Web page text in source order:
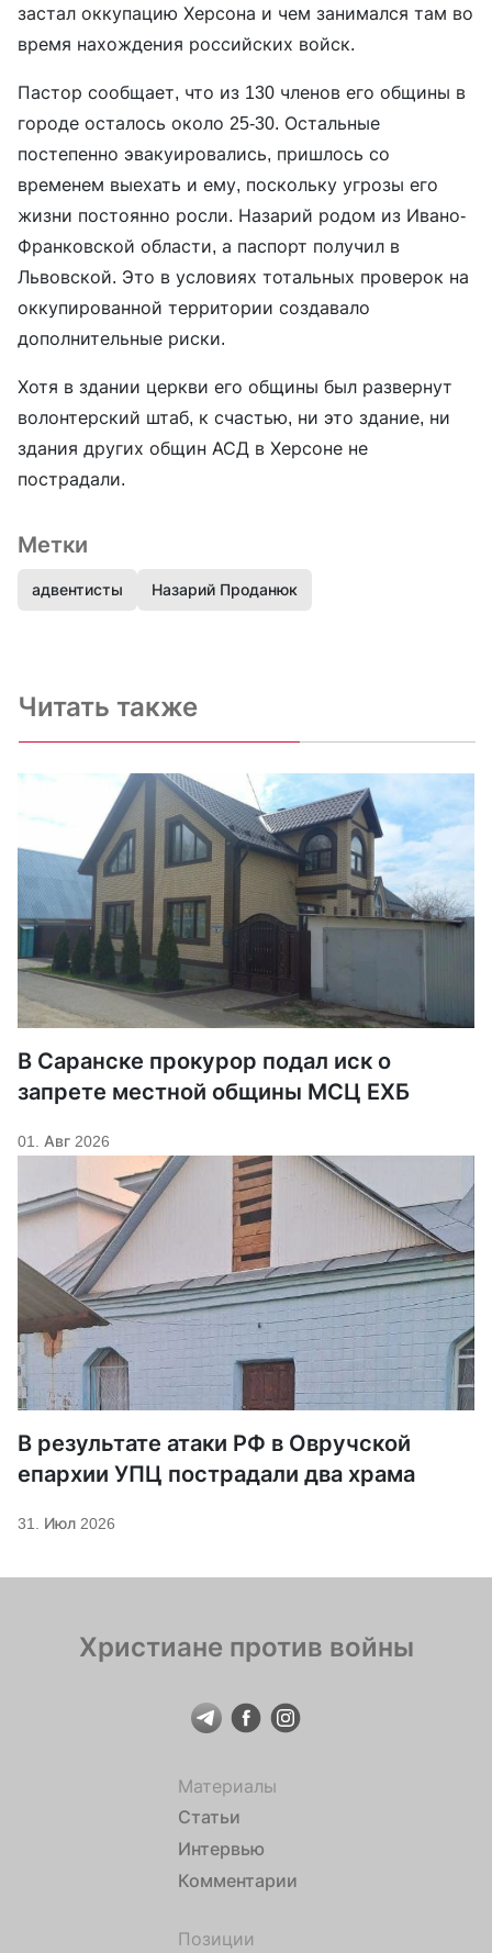
застал оккупацию Херсона и чем занимался там во
время нахождения российских войск.
Пастор сообщает, что из 130 членов его общины в
городе осталось около 25-30. Остальные
постепенно эвакуировались, пришлось со
временем выехать и ему, поскольку угрозы его
жизни постоянно росли. Назарий родом из Ивано-
Франковской области, а паспорт получил в
Львовской. Это в условиях тотальных проверок на
оккупированной территории создавало
дополнительные риски.
Хотя в здании церкви его общины был развернут
волонтерский штаб, к счастью, ни это здание, ни
здания других общин АСД в Херсоне не
пострадали.
Метки
адвентисты Назарий Проданюк
Читать также
В Саранске прокурор подал иск о
запрете местной общины МСЦ ЕХБ
01. Авг 2026
В результате атаки РФ в Овручской
епархии УПЦ пострадали два храма
31. Июл 2026
Христиане против войны
Материалы
Статьи
Интервью
Комментарии
Позиции